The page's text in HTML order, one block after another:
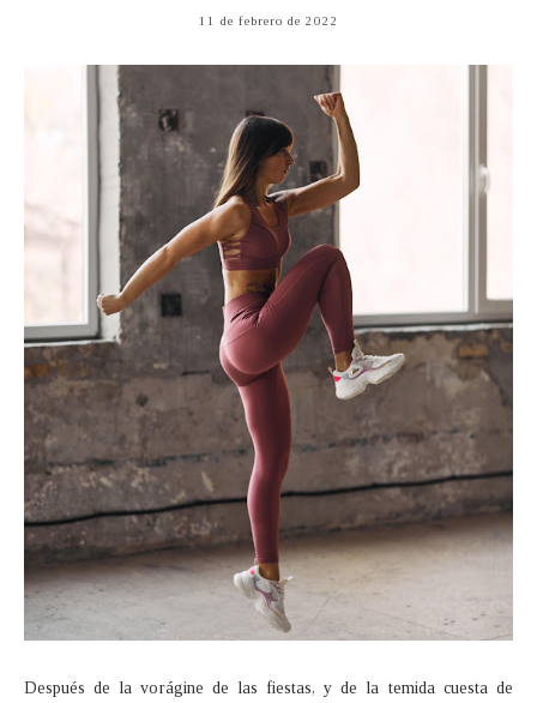
11 de febrero de 2022
Después de la vorágine de las fiestas, y de la temida cuesta de